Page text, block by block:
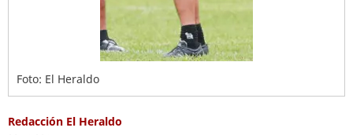
Foto: El Heraldo
Redacción El Heraldo